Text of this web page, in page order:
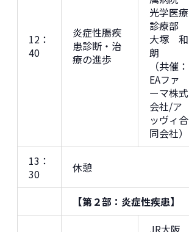
12：
40
炎症性腸疾
患診断・治
療の進歩
光学医療
診療部
大塚 和
朗
（共催：
EAファ
ーマ株式
会社/ア
ッヴィ合
同会社）
13：
30
休憩
【第２部：炎症性疾患】
JR大阪